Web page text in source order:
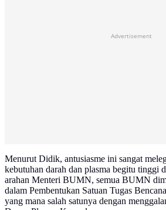
Advertisement
Menurut Didik, antusiasme ini sangat
kebutuhan darah dan plasma begitu tinggi
arahan Menteri BUMN, semua BUMN
dalam Pembentukan Satuan Tugas
yang mana salah satunya dengan